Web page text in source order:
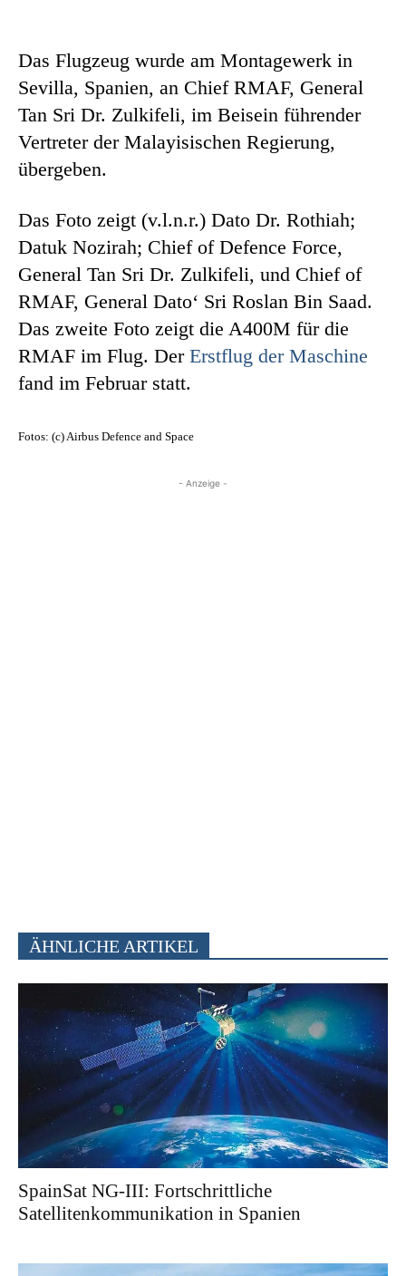
Das Flugzeug wurde am Montagewerk in
Sevilla, Spanien, an Chief RMAF, General
Tan Sri Dr. Zulkifeli, im Beisein führender
Vertreter der Malayisischen Regierung,
übergeben.
Das Foto zeigt (v.l.n.r.) Dato Dr. Rothiah;
Datuk Nozirah; Chief of Defence Force,
General Tan Sri Dr. Zulkifeli, und Chief of
RMAF, General Dato‘ Sri Roslan Bin Saad.
Das zweite Foto zeigt die A400M für die
RMAF im Flug. Der Erstflug der Maschine
fand im Februar statt.
Fotos: (c) Airbus Defence and Space
- Anzeige -
ÄHNLICHE ARTIKEL
SpainSat NG-III: Fortschrittliche
Satellitenkommunikation in Spanien